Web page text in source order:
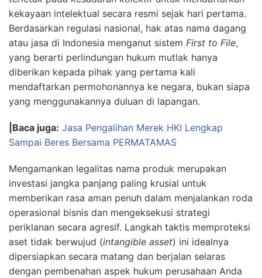
kekayaan intelektual secara resmi sejak hari pertama.
Berdasarkan regulasi nasional, hak atas nama dagang
atau jasa di Indonesia menganut sistem First to File,
yang berarti perlindungan hukum mutlak hanya
diberikan kepada pihak yang pertama kali
mendaftarkan permohonannya ke negara, bukan siapa
yang menggunakannya duluan di lapangan.
|Baca juga: Jasa Pengalihan Merek HKI Lengkap
Sampai Beres Bersama PERMATAMAS
Mengamankan legalitas nama produk merupakan
investasi jangka panjang paling krusial untuk
memberikan rasa aman penuh dalam menjalankan roda
operasional bisnis dan mengeksekusi strategi
periklanan secara agresif. Langkah taktis memproteksi
aset tidak berwujud (intangible asset) ini idealnya
dipersiapkan secara matang dan berjalan selaras
dengan pembenahan aspek hukum perusahaan Anda